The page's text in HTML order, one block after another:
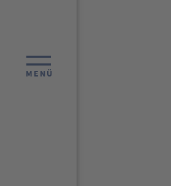
MENÜ